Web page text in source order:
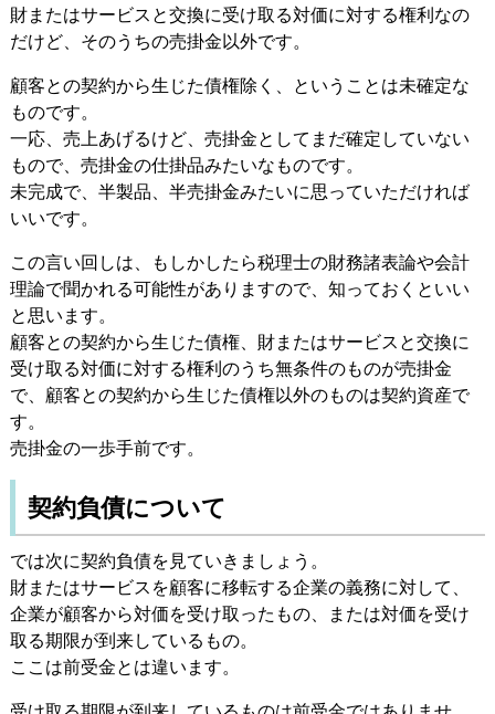
財またはサービスと交換に受け取る対価に対する権利なの
だけど、そのうちの売掛金以外です。
顧客との契約から生じた債権除く、ということは未確定な
ものです。
一応、売上あげるけど、売掛金としてまだ確定していない
もので、売掛金の仕掛品みたいなものです。
未完成で、半製品、半売掛金みたいに思っていただければ
いいです。
この言い回しは、もしかしたら税理士の財務諸表論や会計
理論で聞かれる可能性がありますので、知っておくといい
と思います。
顧客との契約から生じた債権、財またはサービスと交換に
受け取る対価に対する権利のうち無条件のものが売掛金
で、顧客との契約から生じた債権以外のものは契約資産で
す。
売掛金の一歩手前です。
契約負債について
では次に契約負債を見ていきましょう。
財またはサービスを顧客に移転する企業の義務に対して、
企業が顧客から対価を受け取ったもの、または対価を受け
取る期限が到来しているもの。
ここは前受金とは違います。